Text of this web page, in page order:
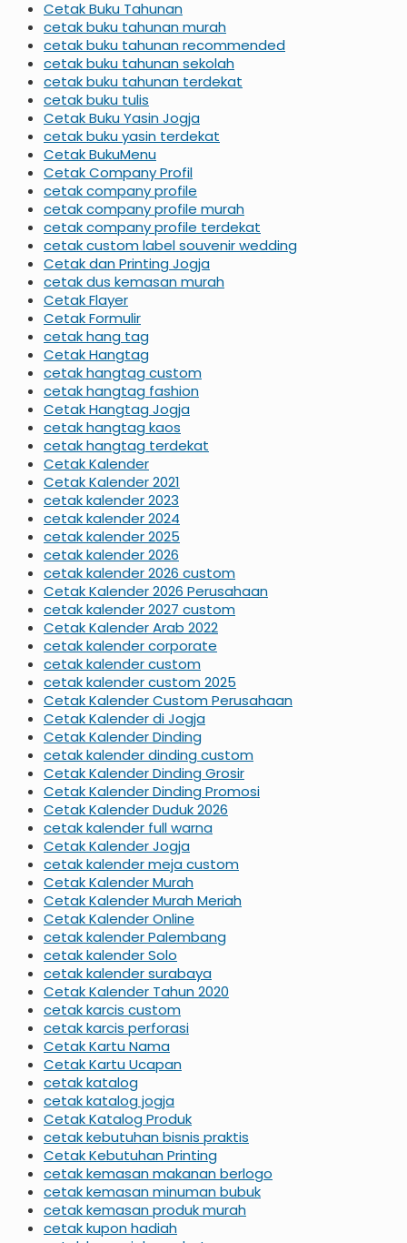
Cetak Buku Tahunan
cetak buku tahunan murah
cetak buku tahunan recommended
cetak buku tahunan sekolah
cetak buku tahunan terdekat
cetak buku tulis
Cetak Buku Yasin Jogja
cetak buku yasin terdekat
Cetak BukuMenu
Cetak Company Profil
cetak company profile
cetak company profile murah
cetak company profile terdekat
cetak custom label souvenir wedding
Cetak dan Printing Jogja
cetak dus kemasan murah
Cetak Flayer
Cetak Formulir
cetak hang tag
Cetak Hangtag
cetak hangtag custom
cetak hangtag fashion
Cetak Hangtag Jogja
cetak hangtag kaos
cetak hangtag terdekat
Cetak Kalender
Cetak Kalender 2021
cetak kalender 2023
cetak kalender 2024
cetak kalender 2025
cetak kalender 2026
cetak kalender 2026 custom
Cetak Kalender 2026 Perusahaan
cetak kalender 2027 custom
Cetak Kalender Arab 2022
cetak kalender corporate
cetak kalender custom
cetak kalender custom 2025
Cetak Kalender Custom Perusahaan
Cetak Kalender di Jogja
Cetak Kalender Dinding
cetak kalender dinding custom
Cetak Kalender Dinding Grosir
Cetak Kalender Dinding Promosi
Cetak Kalender Duduk 2026
cetak kalender full warna
Cetak Kalender Jogja
cetak kalender meja custom
Cetak Kalender Murah
Cetak Kalender Murah Meriah
Cetak Kalender Online
cetak kalender Palembang
cetak kalender Solo
cetak kalender surabaya
Cetak Kalender Tahun 2020
cetak karcis custom
cetak karcis perforasi
Cetak Kartu Nama
Cetak Kartu Ucapan
cetak katalog
cetak katalog jogja
Cetak Katalog Produk
cetak kebutuhan bisnis praktis
Cetak Kebutuhan Printing
cetak kemasan makanan berlogo
cetak kemasan minuman bubuk
cetak kemasan produk murah
cetak kupon hadiah